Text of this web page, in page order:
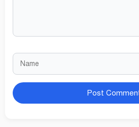
Name
Website